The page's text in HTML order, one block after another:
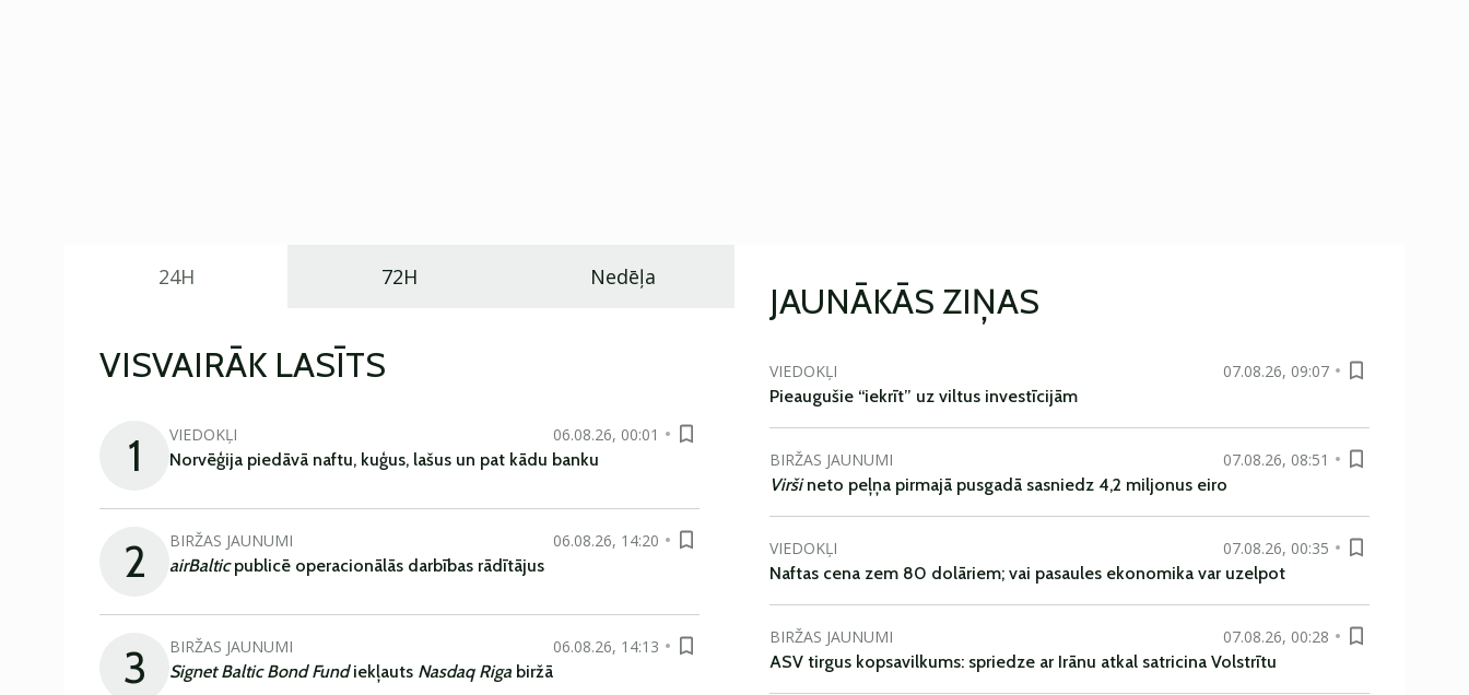
24H 72H Nedēļa
VISVAIRĀK LASĪTS
1 VIEDOKĻI
06.08.26, 00:01
Norvēģija piedāvā naftu, kuģus, lašus un pat kādu banku
2 BIRŽAS JAUNUMI
06.08.26, 14:20
airBalticpublicē operacionālās darbības rādītājus
3 BIRŽAS JAUNUMI
06.08.26, 14:13
Signet Baltic Bond Fundiekļauts Nasdaq Riga biržā
JAUNĀKĀS ZIŅAS
VIEDOKĻI
07.08.26, 09:07
Pieaugušie “iekrīt” uz viltus investīcijām
BIRŽAS JAUNUMI
07.08.26, 08:51
Viršineto peļņa pirmajā pusgadā sasniedz 4,2 miljonus eiro
VIEDOKĻI
07.08.26, 00:35
Naftas cena zem 80 dolāriem; vai pasaules ekonomika var uzelpot
BIRŽAS JAUNUMI
07.08.26, 00:28
ASV tirgus kopsavilkums: spriedze ar Irānu atkal satricina Volstrītu